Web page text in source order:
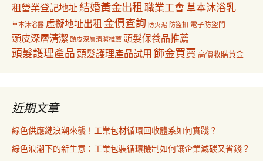
租營業登記地址結婚黃金出租職業工會草本沐浴乳
草本沐浴露 虛擬地址出租 金價查詢 防火泥 防盜扣 電子防盜門
頭皮深層清潔 頭皮深層清潔推薦 頭髮保養品推薦
頭髮護理產品 頭髮護理產品試用 飾金買賣 高價收購黃金
近期文章
綠色供應鏈浪潮來襲！工業包材循環回收體系如何實踐？
綠色浪潮下的新生意：工業包裝循環機制如何讓企業減碳又省錢？